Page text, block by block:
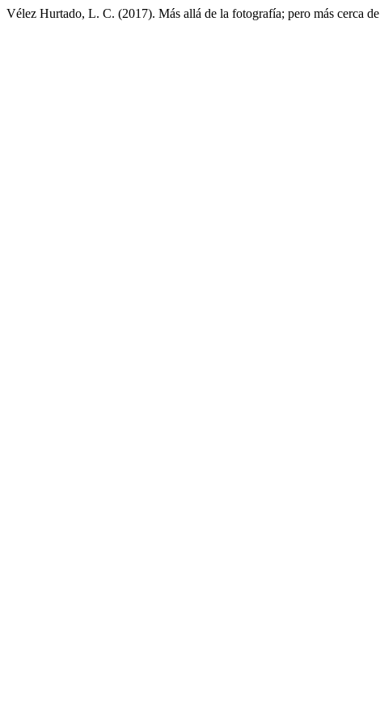
Vélez Hurtado, L. C. (2017). Más allá de la fotografía; pero más cerca